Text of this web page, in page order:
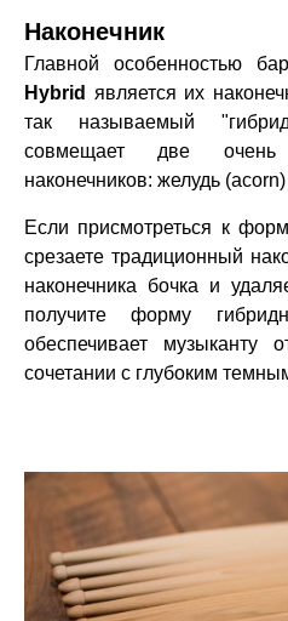
Наконечник
Главной особенностью
Hybrid
является их
так называемый
совмещает две
наконечников: желудь
Если присмотреться к
срезаете традиционный
наконечника бочка и
получите форму
обеспечивает музыканту
сочетании с глубоким